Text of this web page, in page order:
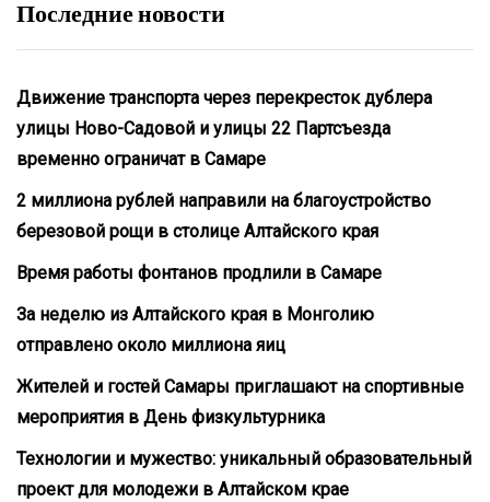
Последние новости
Движение транспорта через перекресток дублера
улицы Ново-Садовой и улицы 22 Партсъезда
временно ограничат в Самаре
2 миллиона рублей направили на благоустройство
березовой рощи в столице Алтайского края
Время работы фонтанов продлили в Самаре
За неделю из Алтайского края в Монголию
отправлено около миллиона яиц
Жителей и гостей Самары приглашают на спортивные
мероприятия в День физкультурника
Технологии и мужество: уникальный образовательный
проект для молодежи в Алтайском крае